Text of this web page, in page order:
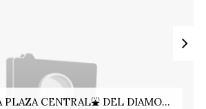
PLAZA CENTRAL⛲ DEL DIAMO...